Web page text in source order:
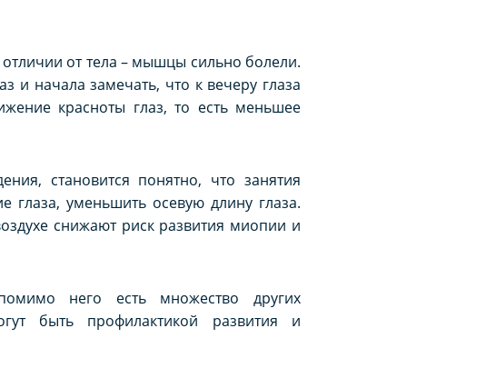
от тела – мышцы сильно болели.
и начала замечать, что к вечеру глаза
красноты глаз, то есть меньшее
становится понятно, что занятия
глаза, уменьшить осевую длину глаза.
снижают риск развития миопии и
него есть множество других
быть профилактикой развития и